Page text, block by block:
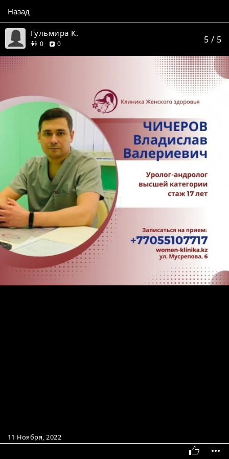
Назад
Гульмира К.
0друзей
0отзывов 5 / 5
11 Ноября, 2022